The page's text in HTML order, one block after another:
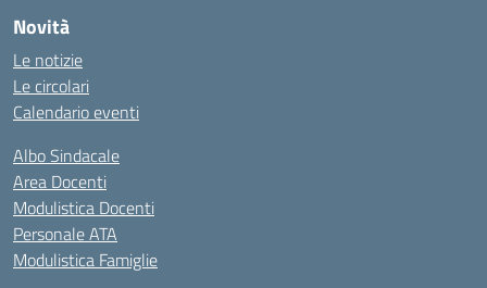
Novità
Le notizie
Le circolari
Calendario eventi
Albo Sindacale
Area Docenti
Modulistica Docenti
Personale ATA
Modulistica Famiglie